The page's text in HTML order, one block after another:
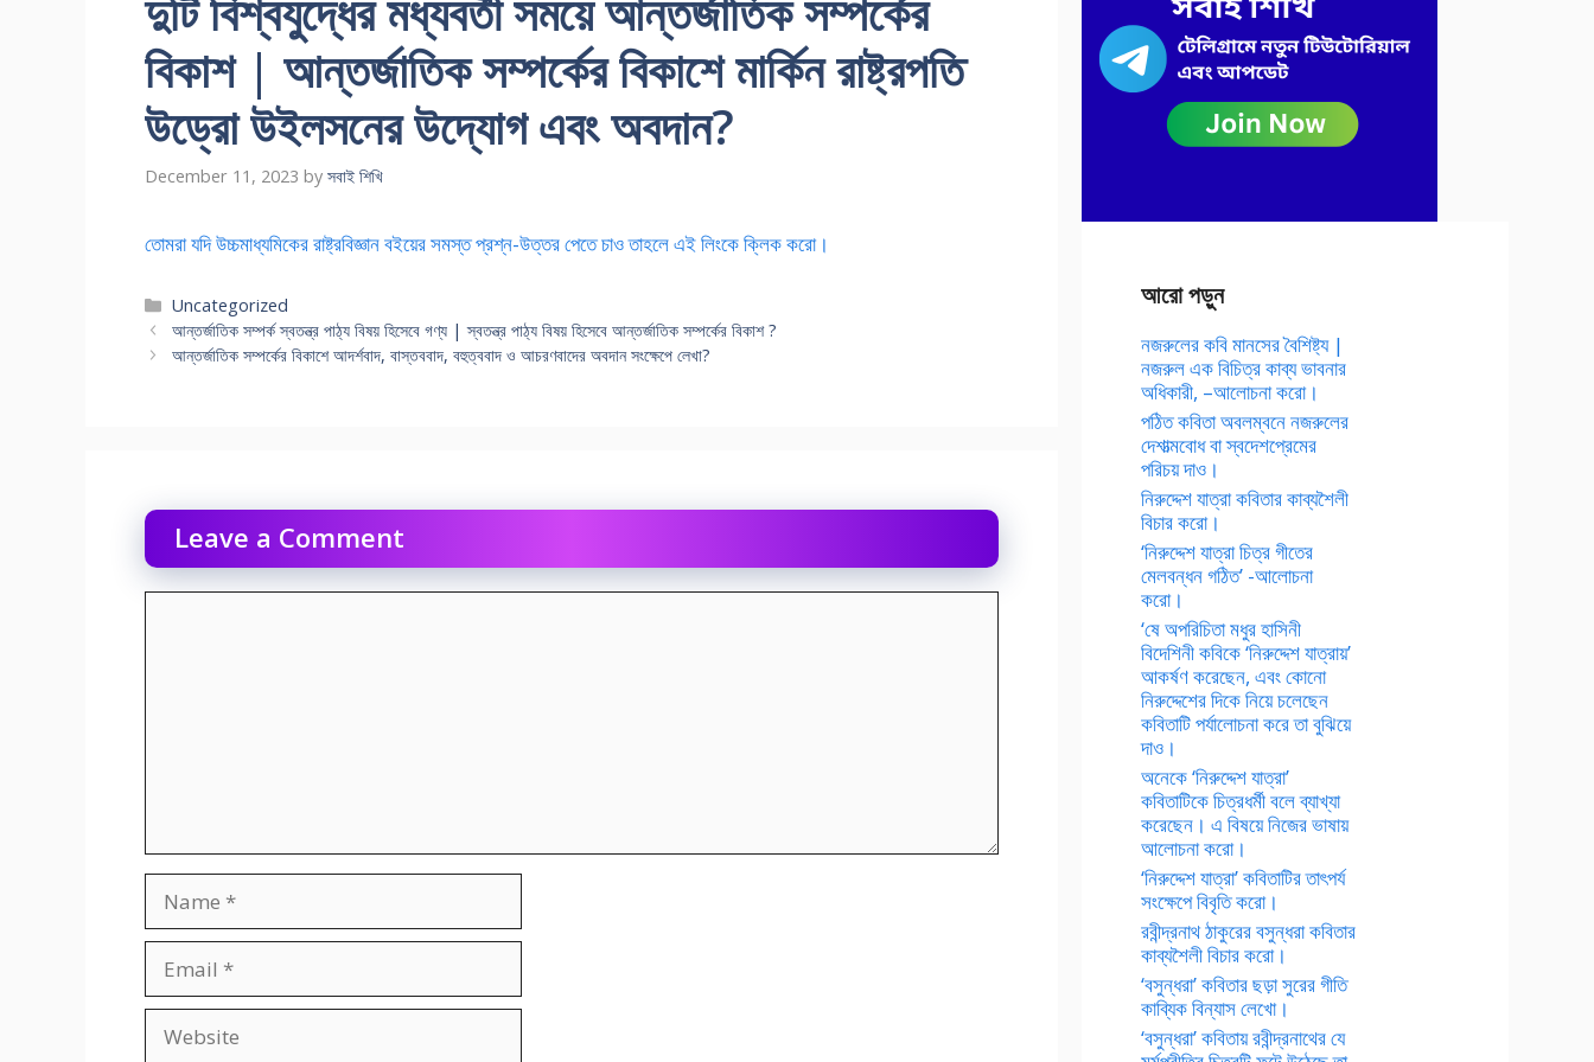
বিকাশ | আন্তর্জাতিক সম্পর্কের বিকাশে মার্কিন রাষ্ট্রপতি
উড্রো উইলসনের উদ্যোগ এবং অবদান?
December 11, 2023 by সবাই শিখি
তোমরা যদি উচ্চমাধ্যমিকের রাষ্ট্রবিজ্ঞান বইয়ের সমস্ত প্রশ্ন-উত্তর পেতে চাও তাহলে এই লিংকে ক্লিক করো।
Categories
Uncategorized
আন্তর্জাতিক সম্পর্ক স্বতন্ত্র পাঠ্য বিষয় হিসেবে গণ্য | স্বতন্ত্র পাঠ্য বিষয় হিসেবে আন্তর্জাতিক সম্পর্কের বিকাশ ?
আন্তর্জাতিক সম্পর্কের বিকাশে আদর্শবাদ, বাস্তববাদ, বহুত্ববাদ ও আচরণবাদের অবদান সংক্ষেপে লেখা?
Leave a Comment
আরো পড়ুন
নজরুলের কবি মানসের বৈশিষ্ট্য |
নজরুল এক বিচিত্র কাব্য ভাবনার
অধিকারী, –আলোচনা করো।
পঠিত কবিতা অবলম্বনে নজরুলের
দেশাত্মবোধ বা স্বদেশপ্রেমের
পরিচয় দাও।
নিরুদ্দেশ যাত্রা কবিতার কাব্যশৈলী
বিচার করো।
‘নিরুদ্দেশ যাত্রা চিত্র গীতের
মেলবন্ধন গঠিত’ -আলোচনা
করো।
‘ষে অপরিচিতা মধুর হাসিনী
বিদেশিনী কবিকে ‘নিরুদ্দেশ যাত্রায়’
আকর্ষণ করেছেন, এবং কোনো
নিরুদ্দেশের দিকে নিয়ে চলেছেন
কবিতাটি পর্যালোচনা করে তা বুঝিয়ে
দাও।
অনেকে ‘নিরুদ্দেশ যাত্রা’
কবিতাটিকে চিত্রধর্মী বলে ব্যাখ্যা
করেছেন। এ বিষয়ে নিজের ভাষায়
আলোচনা করো।
‘নিরুদ্দেশ যাত্রা’ কবিতাটির তাৎপর্য
সংক্ষেপে বিবৃতি করো।
রবীন্দ্রনাথ ঠাকুরের বসুন্ধরা কবিতার
কাব্যশৈলী বিচার করো।
‘বসুন্ধরা’ কবিতার ছড়া সুরের গীতি
কাব্যিক বিন্যাস লেখো।
‘বসুন্ধরা’ কবিতায় রবীন্দ্রনাথের যে